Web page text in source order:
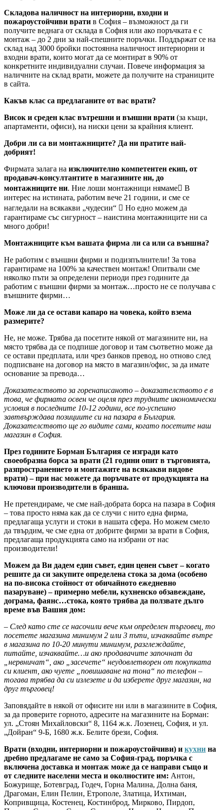
Складова наличност на интериорни, входни и
пожароустойчиви врати в София – възможност да ги
получите веднага от склада в София или ако поръчката е с
монтаж – до 2 дни за най-спешните поръчки. Поддържат се на
склад над 3000 бройки постоянна наличност интериорни и
входни врати, които могат да се монтират в 90% от
конкретните индивидуални случаи. Повече информация за
наличните на склад врати, можете да получите на страниците
в сайта.
Какъв клас са предлаганите от вас врати?
Висок и среден клас вътрешни и външни врати (за къщи,
апартаменти, офиси), на ниски цени за крайния клиент.
Добри ли са ви монтажниците? Да ни пратите най-
добрият!
Фирмата залага на изключително компетентен екип, от
продавач-консултантите в магазините ни, до
монтажниците ни. Ние лоши монтажници нямаме В
интерес на истината, работим вече 21 години, и сме се
нагледали на всякакви „чудесии“  Но едно можем да
гарантираме със сигурност – наистина монтажниците ни са
много добри!
Монтажниците към вашата фирма ли са или са външна?
Не работим с външни фирми и подизпълнители! За това
гарантираме на 100% за качествен монтаж! Опитвали сме
няколко пъти за определени периоди през годините да
работим с външни фирми за монтаж…просто не се получава с
външните фирми…
Може ли да се остави капаро на човека, който взема
размерите?
Не, не може. Трябва да посетите някой от магазините ни, на
място трябва да се подпише договор и там съответно може да
се остави предплата, или чрез банков превод, но отново след
подписване на договор на място в магазин/офис, за да имате
основание за превода…
Доказателството за горенаписаното – доказателството е в
това, че фирмата освен че оцеля през трудните икономически
условия в последните 10-12 години, все по-успешно
завтвърждава позициите си на пазара в България.
Доказателството ще го видите сами, когато посетите наш
магазин в София.
През годините Борман България се изгради като
своеобразна борса за врати (21 години опит в търговията,
разпространението и монтажите на всякакви видове
врати) – при нас можете да поръчвате от продукцията на
ключови производители в бранша.
Не претендираме, че сме най-добрата борса на пазара в София
– това просто няма как да се случи с нито една фирма,
предлагаща услуги и стоки в нашата сфера. Но можем смело
да твърдим, че сме една от добрите фирми за врати в София,
предлагаща продукцията само на избрани от нас
производители!
Можем да Ви дадем един съвет, един ценен съвет – когато
решите да си закупите определена стока за дома (особено
на по-висока стойност от обичайното ежедневно
пазаруване) – примерно мебели, кухненско обзавеждане,
дограма, фаянс…стока, която трябва да ползвате дълго
време във Вашия дом:
– След като сте се насочили вече към определен търговец, то
посетете магазина минимум 2 или 3 пъти, изчаквайте вътре
в магазина по 10-20 минути минимум, разглеждайте,
питайте, изчаквайте…и ако продавачите започнат да
„нервничат“, ако „засечете“ неудовлетворен от покупката
си клиент, ако чуете „повишаване на тона“ по телефон –
тогава трябва да си излезете и да изберете друг магазин, на
друг търговец!
Заповядайте в някой от офисите ни или в магазините в София,
за да проверите горното, адресите на магазините на Борман:
ул. „Стоян Михайловски“ 8, 1164 ж.к. Лозенец, София, и ул.
„Дойран“ 9-Б, 1680 ж.к. Белите брези, София.
Врати (входни, интериорни и пожароустойчиви) и кухни на
дребно предлагаме не само за София-град, поръчка с
включена доставка и монтаж може да се направи също и
от следните населени места и околностите им: Антон,
Божурище, Ботевград, Годеч, Горна Малина, Долна баня,
Драгоман, Елин Пелин, Етрополе, Златица, Ихтиман,
Копривщица, Костенец, Костинброд, Мирково, Пирдоп,